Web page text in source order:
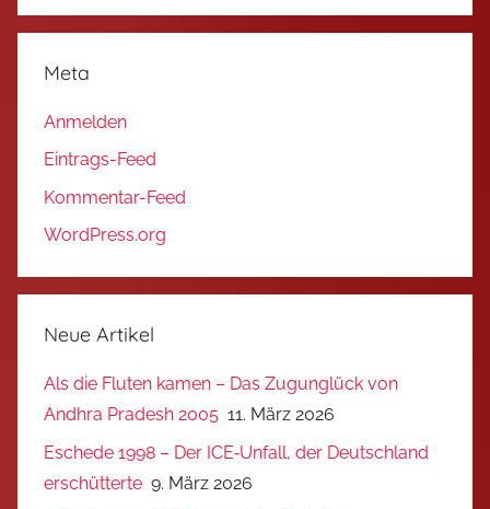
Meta
Anmelden
Eintrags-Feed
Kommentar-Feed
WordPress.org
Neue Artikel
Als die Fluten kamen – Das Zugunglück von
Andhra Pradesh 2005 11. März 2026
Eschede 1998 – Der ICE‑Unfall, der Deutschland
erschütterte 9. März 2026